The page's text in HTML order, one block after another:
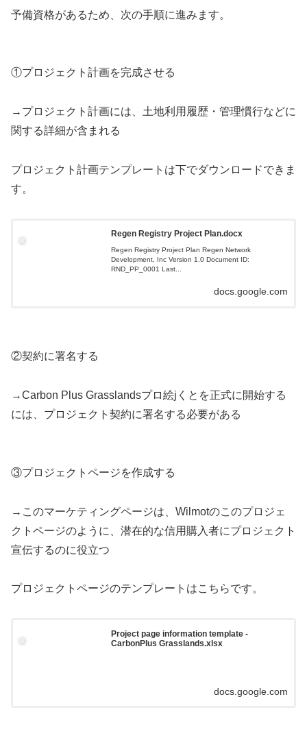
予備資格があるため、次の手順に進みます。
①プロジェクト計画を完成させる
→プロジェクト計画には、土地利用履歴・管理慣行などに
関する詳細が含まれる
プロジェクト計画テンプレートは下でダウンロードできま
す。
Regen Registry Project Plan.docx
Regen Registry Project Plan Regen Network
Development, Inc Version 1.0 Document ID:
RND_PP_0001 Last...
docs.google.com
②契約に署名する
→Carbon Plus Grasslandsプロ絵jくとを正式に開始する
には、プロジェクト契約に署名する必要がある
③プロジェクトページを作成する
→このマーケティングページは、Wilmotのこのプロジェ
クトページのように、潜在的な信用購入者にプロジェクト
宣伝するのに役立つ
プロジェクトページのテンプレートはこちらです。
Project page information template -
CarbonPlus Grasslands.xlsx
docs.google.com